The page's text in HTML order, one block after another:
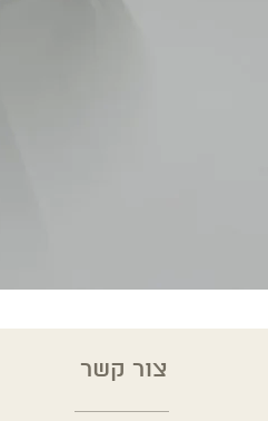
צור קשר